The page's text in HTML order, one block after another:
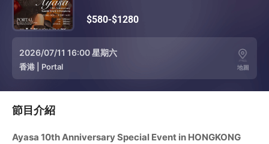
$580-$1280
2026/07/11 16:00 星期六
香港 Portal 地圖
節目介紹
Ayasa 10th Anniversary Special Event in HONGKONG